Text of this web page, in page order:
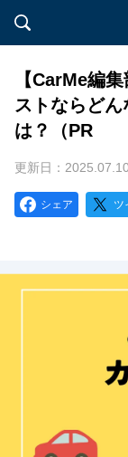
【CarMe編
ストならど
は？（PR
更新日：2025.07.10
シェア ツ